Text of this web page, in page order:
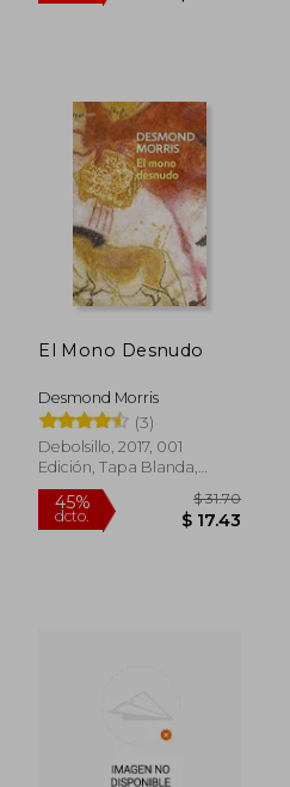
40%
dcto. $ 20.56
El Mono Desnudo
Desmond Morris
(3)
Debolsillo, 2017, 001
Edición, Tapa Blanda,
Nuevo